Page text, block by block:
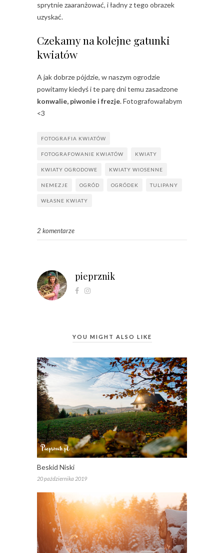
sprytnie zaaranżować, i ładny z tego obrazek
uzyskać.
Czekamy na kolejne gatunki
kwiatów
A jak dobrze pójdzie, w naszym ogrodzie
powitamy kiedyś i te parę dni temu zasadzone
konwalie, piwonie i frezje. Fotografowałabym
<3
FOTOGRAFIA KWIATÓW
FOTOGRAFOWANIE KWIATÓW KWIATY
KWIATY OGRODOWE KWIATY WIOSENNE
NEMEZJE OGRÓD OGRÓDEK TULIPANY
WŁASNE KWIATY
2 komentarze
pieprznik
YOU MIGHT ALSO LIKE
Beskid Niski
20 października 2019